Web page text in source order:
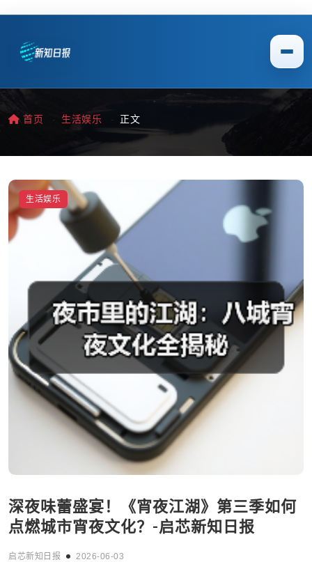
首页 生活娱乐 正文
生活娱乐
深夜味蕾盛宴！《宵夜江湖》第三季如何
点燃城市宵夜文化？-启芯新知日报
启芯新知日报
2026-06-03